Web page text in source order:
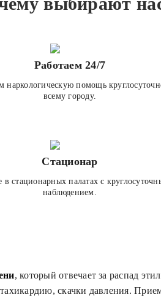
Работаем 24/7
наркологическую помощь
всему городу.
Стационар
в стационарных палатах с
наблюдением.
, который отвечает за распад
скачки давления.